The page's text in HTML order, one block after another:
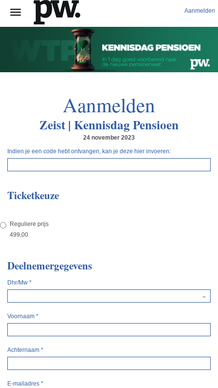
Aanmelden
Aanmelden
Zeist | Kennisdag Pensioen
24 november 2023
Indien je een code hebt ontvangen, kan je deze hier invoeren:
Ticketkeuze
Reguliere prijs
499,00
Deelnemergegevens
Dhr/Mw *
Voornaam *
Achternaam *
E-mailadres *